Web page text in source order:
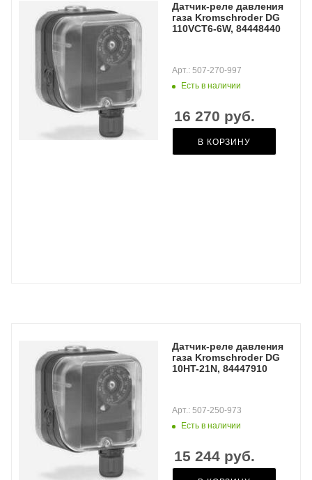
Датчик-реле давления
газа Kromschroder DG
110VCT6-6W, 84448440
Есть в наличии
Арт.: 507-270-997
16 270 руб.
В КОРЗИНУ
Датчик-реле давления
газа Kromschroder DG
10HT-21N, 84447910
Есть в наличии
Арт.: 507-250-973
15 244 руб.